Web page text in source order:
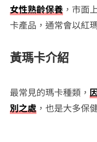
女性熟齡保養 ，市面
卡產品，通常會以紅
黃瑪卡介紹
最常見的瑪卡種類，
別之處 ，也是大多保